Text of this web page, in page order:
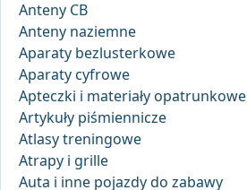
Anteny CB
Anteny naziemne
Aparaty bezlusterkowe
Aparaty cyfrowe
Apteczki i materiały opatrunkowe
Artykuły piśmiennicze
Atlasy treningowe
Atrapy i grille
Auta i inne pojazdy do zabawy